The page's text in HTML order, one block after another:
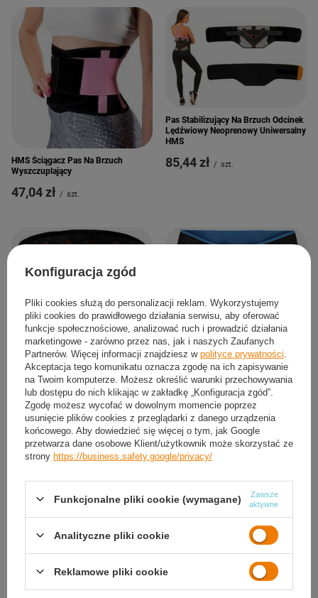
HMS Ściągacz Pas Na Brzuch
Wyszczuplający
47,04 zł / szt.
Pas Stabilizujący Na Brzuch Odcinek
Lędźwiowy Neoprenowy Uniwersalny
HMS
85,44 zł / szt.
One Fitness Pas Ściągacz
Magnetyczny Stabilizujący
37,92 zł szt.
One Fitness Ściągacz Pas Na Brzuch
Wyszczuplający
21,60 zł / szt.
128x25 cm HMS
26,78 zł
Konfiguracja zgód
Pliki cookies służą do personalizacji reklam. Wykorzystujemy
pliki cookies do prawidłowego działania serwisu, aby oferować
funkcje społecznościowe, analizować ruch i prowadzić działania
marketingowe - zarówno przez nas, jak i naszych Zaufanych
Partnerów. Więcej informacji znajdziesz w polityce prywatności
Akceptacja tego komunikatu oznacza zgodę na ich zapisywanie
na Twoim komputerze. Możesz określić warunki przechowywania
lub dostępu do nich klikając w zakładkę „Konfiguracja zgód”.
Zgodę możesz wycofać w dowolnym momencie poprzez
usunięcie plików cookies z przeglądarki z danego urządzenia
końcowego. Aby dowiedzieć się więcej o tym, jak Google
przetwarza dane osobowe Klient/użytkownik może skorzystać ze
strony https://business.safety.google/privacy/
Funkcjonalne pliki cookie (wymagane)
Zawsze
aktywne
Analityczne pliki cookie
Reklamowe pliki cookie